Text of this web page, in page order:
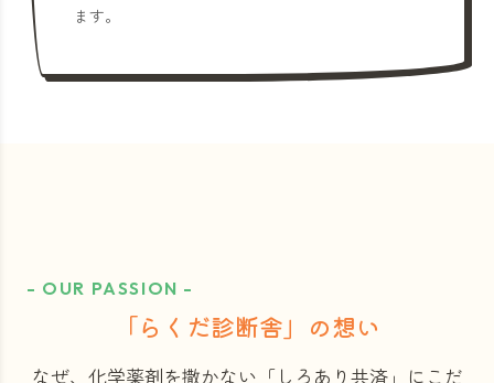
ます。
- OUR PASSION -
「らくだ診断舎」の想い
なぜ、化学薬剤を撒かない「しろあり共済」にこだ